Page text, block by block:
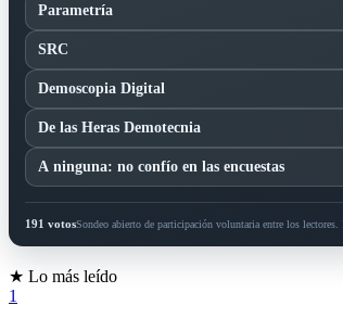
Parametría
SRC
Demoscopia Digital
De las Heras Demotecnia
A ninguna: no confío en las encuestas
191 votosSondeo abierto de participación voluntaria entre los
★ Lo más leído
1